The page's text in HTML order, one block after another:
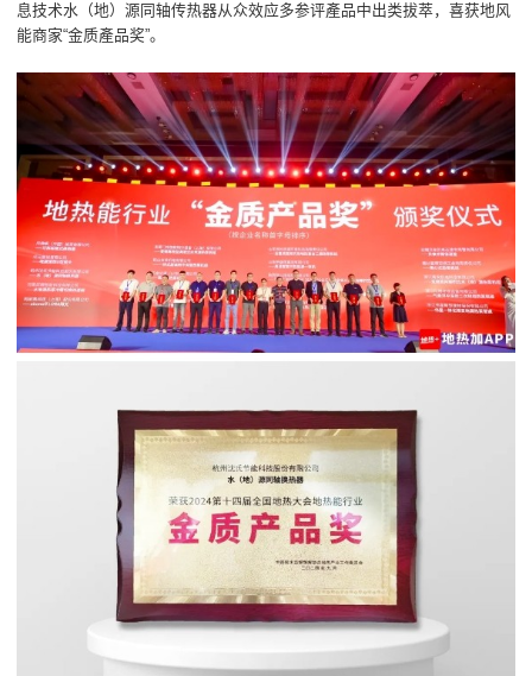
息技术水（地）源同轴传热器从众效应多参评產品中出类拔萃，喜获地风
能商家“金质產品奖”。